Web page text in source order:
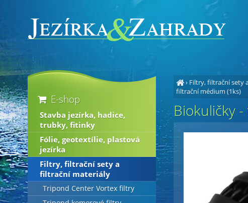
› Filtry, filtrační sety
filtrační médium (1ks)
Biokuličky
E-shop
Stavba jezírka, hadice,
trubky, fitinky
Fólie, geotextílie, plastová
jezírka
Filtry, filtrační sety a
filtrační materiály
Tripond Center Vortex filtry